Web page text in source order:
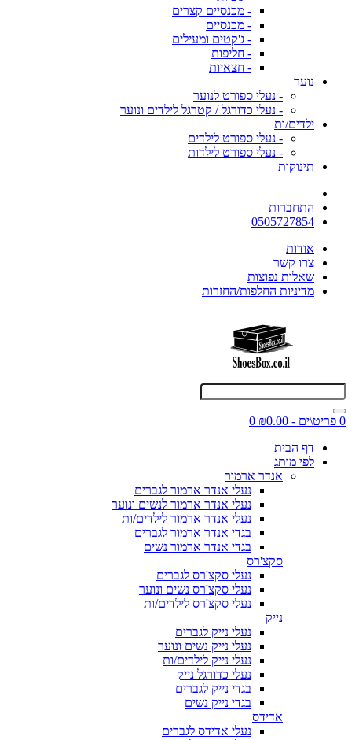
- מכנסיים קצרים
- מכנסיים
- ג'קטים ומעילים
- חליפות
- חצאיות
נוער
- נעלי ספורט לנוער
- נעלי כדורגל / קטרגל לילדים ונוער
ילדים/ות
- נעלי ספורט לילדים
- נעלי ספורט לילדות
תינוקות
התחברות
0505727854
אודות
צרו קשר
שאלות נפוצות
מדיניות החלפות/החזרות
0 פריט\ים - ₪0.00
0
דף הבית
לפי מותג
אנדר ארמור
נעלי אנדר ארמור לגברים
נעלי אנדר ארמור לנשים ונוער
נעלי אנדר ארמור לילדים/ות
בגדי אנדר ארמור לגברים
בגדי אנדר ארמור נשים
סקצ'רס
נעלי סקצ'רס לגברים
נעלי סקצ'רס נשים ונוער
נעלי סקצ'רס לילדים/ות
נייק
נעלי נייק לגברים
נעלי נייק נשים ונוער
נעלי נייק לילדים/ות
נעלי כדורגל נייק
בגדי נייק לגברים
בגדי נייק נשים
אדידס
נעלי אדידס לגברים